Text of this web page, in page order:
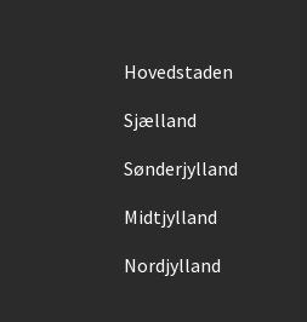
Hovedstaden
Sjælland
Sønderjylland
Midtjylland
Nordjylland